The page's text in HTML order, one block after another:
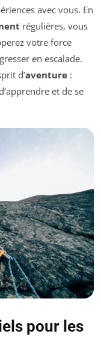
avec vous. En
régulières, vous
votre force
en escalade.
d’aventure :
et de se
pour les